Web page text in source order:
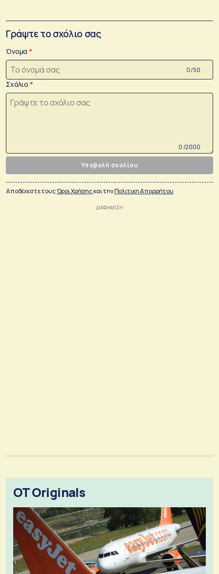
Γράψτε το σχόλιο σας
Όνομα
0 /50
Σχόλιο
0 /2000
Υποβολή σχολίου
Αποδέχεστε τουςΌροι Χρήσηςκαι τηνΠολιτικη Απορρήτου
OT Originals